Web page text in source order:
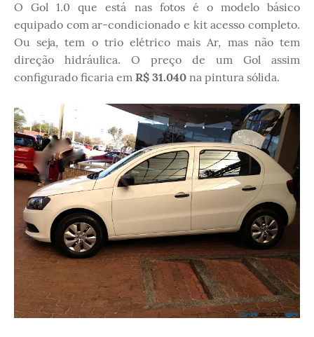
O Gol 1.0 que está nas fotos é o modelo básico
equipado com ar-condicionado e kit acesso completo.
Ou seja, tem o trio elétrico mais Ar, mas não tem
direção hidráulica. O preço de um Gol assim
configurado ficaria em R$ 31.040 na pintura sólida.